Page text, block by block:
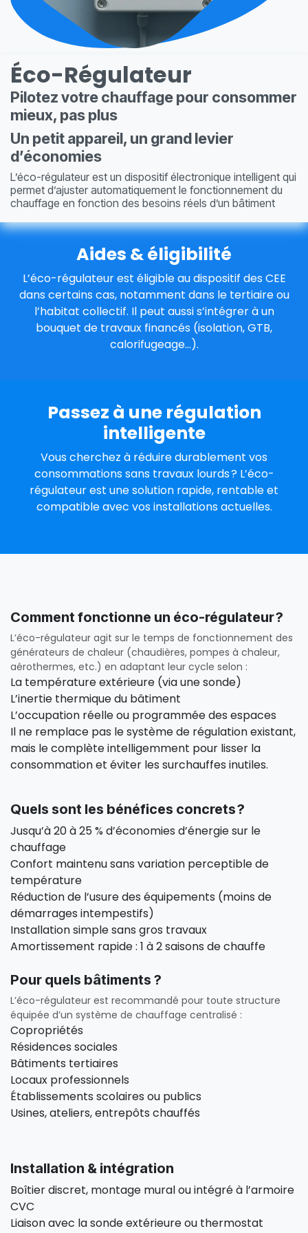
Éco-Régulateur
Pilotez votre chauffage pour consommer
mieux, pas plus
Un petit appareil, un grand levier
d’économies
L’éco-régulateur est un dispositif électronique intelligent qui
permet d’ajuster automatiquement le fonctionnement du
chauffage en fonction des besoins réels d’un bâtiment
Aides & éligibilité
L’éco-régulateur est éligible au dispositif des CEE
dans certains cas, notamment dans le tertiaire ou
l’habitat collectif. Il peut aussi s’intégrer à un
bouquet de travaux financés (isolation, GTB,
calorifugeage...).
Passez à une régulation
intelligente
Vous cherchez à réduire durablement vos
consommations sans travaux lourds ? L’éco-
régulateur est une solution rapide, rentable et
compatible avec vos installations actuelles.
Comment fonctionne un éco-régulateur ?
L’éco-régulateur agit sur le temps de fonctionnement des
générateurs de chaleur (chaudières, pompes à chaleur,
aérothermes, etc.) en adaptant leur cycle selon :
La température extérieure (via une sonde)
L’inertie thermique du bâtiment
L’occupation réelle ou programmée des espaces
Il ne remplace pas le système de régulation existant,
mais le complète intelligemment pour lisser la
consommation et éviter les surchauffes inutiles.
Quels sont les bénéfices concrets ?
Jusqu’à 20 à 25 % d’économies d’énergie sur le
chauffage
Confort maintenu sans variation perceptible de
température
Réduction de l’usure des équipements (moins de
démarrages intempestifs)
Installation simple sans gros travaux
Amortissement rapide : 1 à 2 saisons de chauffe
Pour quels bâtiments ?
L’éco-régulateur est recommandé pour toute structure
équipée d’un système de chauffage centralisé :
Copropriétés
Résidences sociales
Bâtiments tertiaires
Locaux professionnels
Établissements scolaires ou publics
Usines, ateliers, entrepôts chauffés
Installation & intégration
Boîtier discret, montage mural ou intégré à l’armoire
CVC
Liaison avec la sonde extérieure ou thermostat